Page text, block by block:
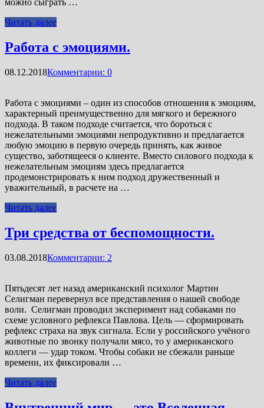
можно сыграть …
Читать далее
Работа с эмоциями.
08.12.2018Комментарии: 0
Работа с эмоциями – один из способов отношения к эмоциям,
характерный преимущественно для мягкого и бережного
подхода. В таком подходе считается, что бороться с
нежелательными эмоциями непродуктивно и предлагается
любую эмоцию в первую очередь принять, как живое
существо, заботящееся о клиенте. Вместо силового подхода к
нежелательным эмоциям здесь предлагается
продемонстрировать к ним подход дружественный и
уважительный, в расчете на …
Читать далее
Три средства от беспомощности.
03.08.2018Комментарии: 2
Пятьдесят лет назад американский психолог Мартин
Селигман перевернул все представления о нашей свободе
воли. Селигман проводил эксперимент над собаками по
схеме условного рефлекса Павлова. Цель — сформировать
рефлекс страха на звук сигнала. Если у российского учёного
животные по звонку получали мясо, то у американского
коллеги — удар током. Чтобы собаки не сбежали раньше
времени, их фиксировали …
Читать далее